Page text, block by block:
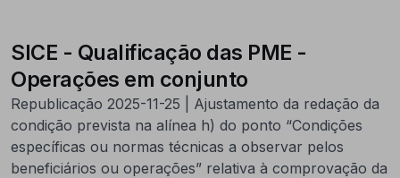
SICE - Qualificação das PME -
Operações em conjunto
Republicação 2025-11-25 | Ajustamento da redação da
condição prevista na alínea h) do ponto “Condições
específicas ou normas técnicas a observar pelos
beneficiários ou operações” relativa à comprovação da